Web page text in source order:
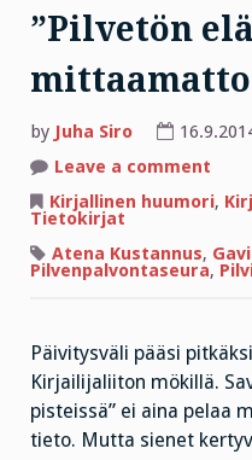
”Pilvetön
by Juha Siro
Leave a comment
olisi
Kirjallinen huumori,
Tietokirjat
Atena Kustannus,
Pilvenpalvontaseura,
Päivitysväli pääsi
Kirjailijaliiton mökillä.
pisteissä” ei aina pelaa
tieto. Mutta sienet